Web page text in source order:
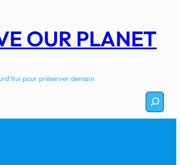
OUR PLANET
pour préserver demain